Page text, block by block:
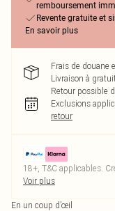
remboursement
Revente gratuite et
En savoir plus
Frais de douane
Livraison à
Retour possible
Exclusions
retour
18+, T&C applicables.
Voir plus
En un coup d’œil